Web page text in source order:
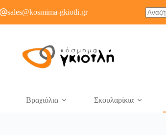
sales@kosmima-gkiotli.gr
Βραχιόλια Σκουλαρίκια